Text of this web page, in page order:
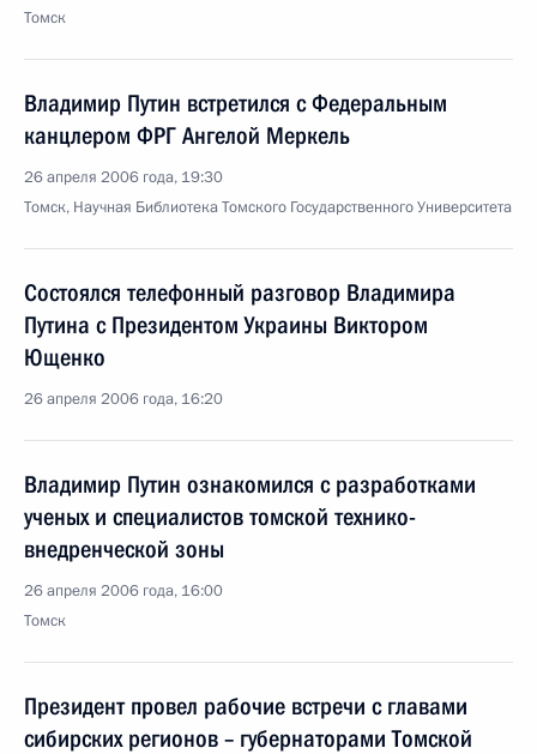
Томск
Владимир Путин встретился с Федеральным
канцлером ФРГ Ангелой Меркель
26 апреля 2006 года, 19:30
Томск, Научная Библиотека Томского Государственного Университета
Состоялся телефонный разговор Владимира
Путина с Президентом Украины Виктором
Ющенко
26 апреля 2006 года, 16:20
Владимир Путин ознакомился с разработками
ученых и специалистов томской технико-
внедренческой зоны
26 апреля 2006 года, 16:00
Томск
Президент провел рабочие встречи с главами
сибирских регионов – губернаторами Томской